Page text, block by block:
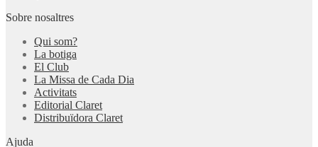
Sobre nosaltres
Qui som?
La botiga
El Club
La Missa de Cada Dia
Activitats
Editorial Claret
Distribuïdora Claret
Ajuda